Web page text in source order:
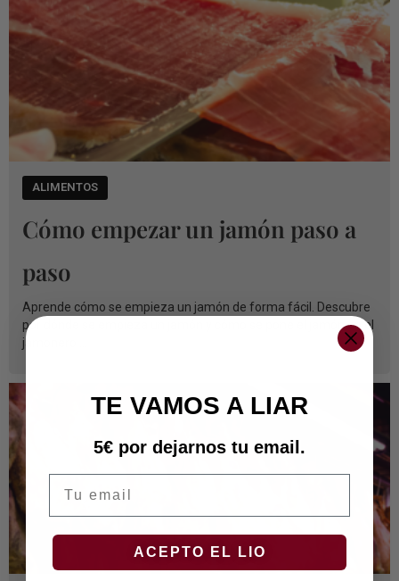
ALIMENTOS
Cómo empezar un jamón paso a
paso
Aprende cómo se empieza un jamón de forma fácil. Descubre
por dónde se empieza un jamón y cómo se pone el jamón en el
jamonero ...
TE VAMOS A LIAR
5€ por dejarnos tu email.
ACEPTO EL LIO